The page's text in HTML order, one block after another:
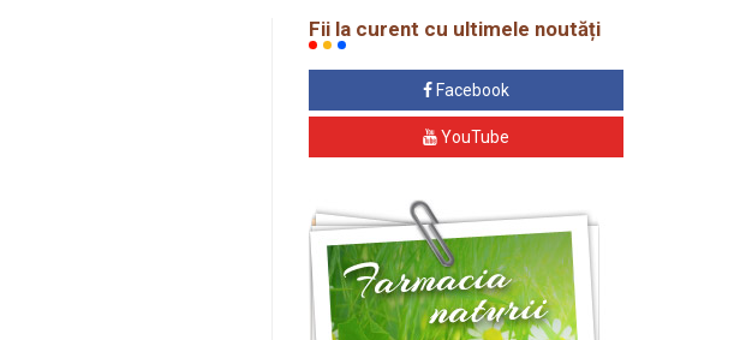
Fii la curent cu ultimele noutăți
Facebook
YouTube